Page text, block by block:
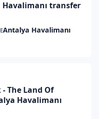
transfer
Antalya Havalimanı
The Land Of
Havalimanı